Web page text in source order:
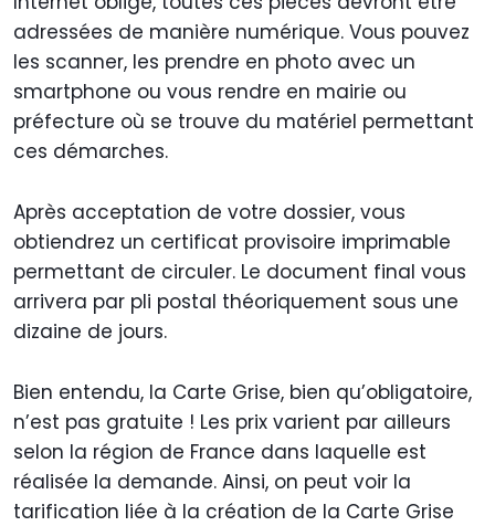
adressées de manière numérique. Vous pouvez
les scanner, les prendre en photo avec un
smartphone ou vous rendre en mairie ou
préfecture où se trouve du matériel permettant
ces démarches.
Après acceptation de votre dossier, vous
obtiendrez un certificat provisoire imprimable
permettant de circuler. Le document final vous
arrivera par pli postal théoriquement sous une
dizaine de jours.
Bien entendu, la Carte Grise, bien qu’obligatoire,
n’est pas gratuite ! Les prix varient par ailleurs
selon la région de France dans laquelle est
réalisée la demande. Ainsi, on peut voir la
tarification liée à la création de la Carte Grise